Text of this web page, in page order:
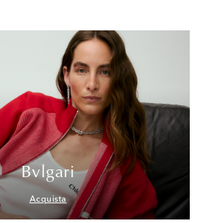
Bvlgari
Acquista